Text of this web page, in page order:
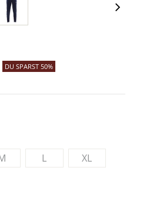
DU SPARST 50%
L
XL